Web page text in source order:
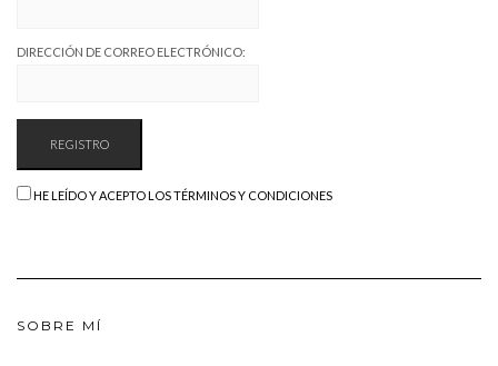
DIRECCIÓN DE CORREO ELECTRÓNICO:
HE LEÍDO Y ACEPTO LOS TÉRMINOS Y CONDICIONES
SOBRE MÍ